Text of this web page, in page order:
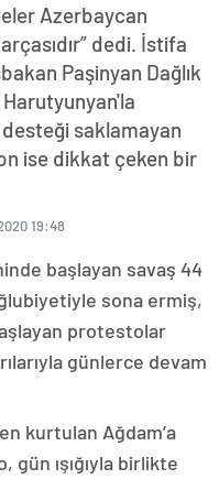
Azerbaycan
dedi. İstifa
Paşinyan Dağlık
saklamayan
ise dikkat çeken bir
19:48
başlayan savaş 44
sona ermiş,
protestolar
günlerce devam
kurtulan Ağdam’a
gün ışığıyla birlikte